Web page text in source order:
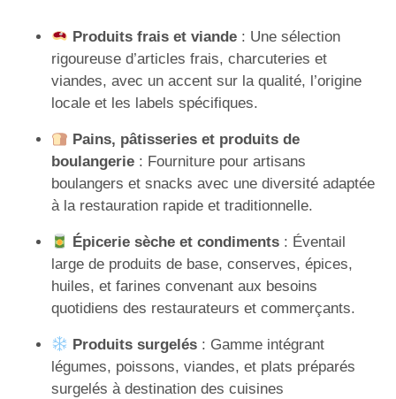
Produits frais et viande : Une sélection
rigoureuse d’articles frais, charcuteries et
viandes, avec un accent sur la qualité, l’origine
locale et les labels spécifiques.
Pains, pâtisseries et produits de
boulangerie : Fourniture pour artisans
boulangers et snacks avec une diversité adaptée
à la restauration rapide et traditionnelle.
Épicerie sèche et condiments : Éventail
large de produits de base, conserves, épices,
huiles, et farines convenant aux besoins
quotidiens des restaurateurs et commerçants.
Produits surgelés : Gamme intégrant
légumes, poissons, viandes, et plats préparés
surgelés à destination des cuisines